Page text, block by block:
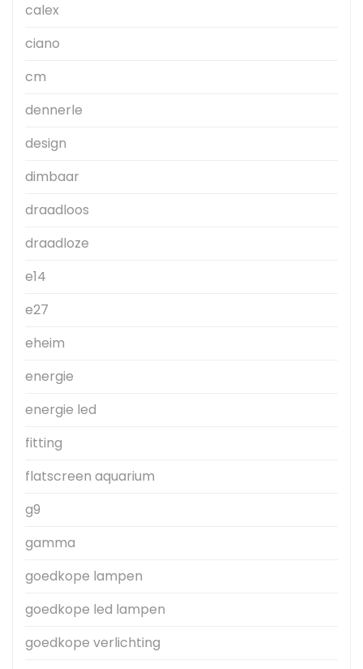
calex
ciano
cm
dennerle
design
dimbaar
draadloos
draadloze
e14
e27
eheim
energie
energie led
fitting
flatscreen aquarium
g9
gamma
goedkope lampen
goedkope led lampen
goedkope verlichting